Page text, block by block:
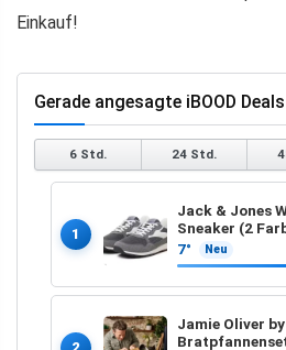
Einkauf!
Gerade angesagte iBOOD Deals
6 Std. 24 Std.
1
Jack & Jones
Sneaker (2
7° Neu
Jamie Oliver